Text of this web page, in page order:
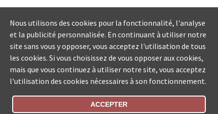
Nous utilisons des cookies pour la fonctionnalité, l'analyse
et la publicité personnalisée. En continuant à utiliser notre
site sans vous y opposer, vous acceptez l'utilisation de tous
les cookies. Si vous choisissez de vous opposer aux cookies,
mais que vous continuez à utiliser notre site, vous acceptez
l'utilisation des cookies nécessaires à son fonctionnement.
ACCEPTER